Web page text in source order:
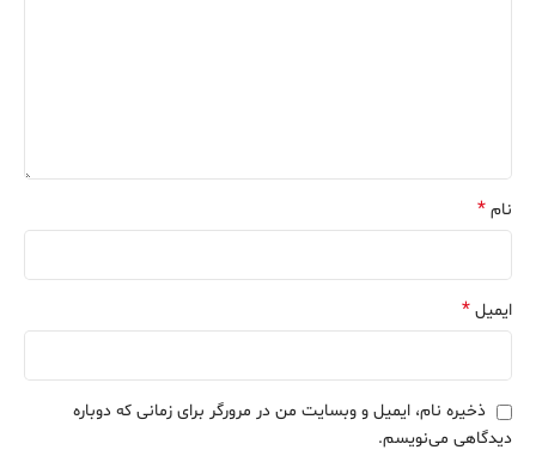
نام *
ایمیل *
ذخیره نام، ایمیل و وبسایت من در مرورگر برای زمانی که دوباره
دیدگاهی می‌نویسم.